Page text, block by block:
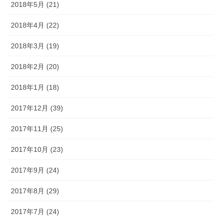
2018年5月 (21)
2018年4月 (22)
2018年3月 (19)
2018年2月 (20)
2018年1月 (18)
2017年12月 (39)
2017年11月 (25)
2017年10月 (23)
2017年9月 (24)
2017年8月 (29)
2017年7月 (24)